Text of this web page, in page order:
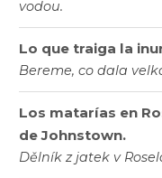
vodou.
Lo que traiga la
Bereme, co dala
Los matarías en
de Johnstown.
Dělník z jatek v